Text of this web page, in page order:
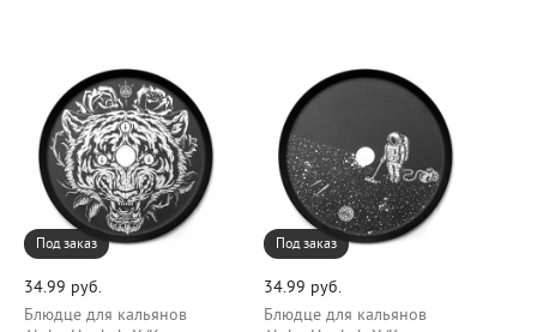
Под заказ
34.99 руб.
Блюдце для кальянов
Под заказ
34.99 руб.
Блюдце для кальянов